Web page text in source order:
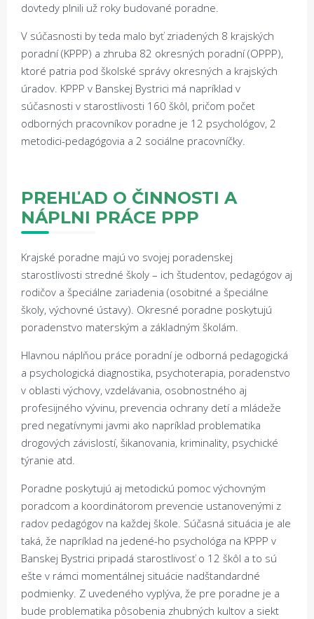
dovtedy plnili už roky budované poradne.
V súčasnosti by teda malo byť zriadených 8 krajských
poradní (KPPP) a zhruba 82 okresných poradní (OPPP),
ktoré patria pod školské správy okresných a krajských
úradov. KPPP v Banskej Bystrici má napríklad v
súčasnosti v starostlivosti 160 škôl, pričom počet
odborných pracovníkov poradne je 12 psychológov, 2
metodici-pedagógovia a 2 sociálne pracovníčky.
PREHĽAD O ČINNOSTI A
NÁPLNI PRÁCE PPP
Krajské poradne majú vo svojej poradenskej
starostlivosti stredné školy – ich študentov, pedagógov aj
rodičov a špeciálne zariadenia (osobitné a špeciálne
školy, výchovné ústavy). Okresné poradne poskytujú
poradenstvo materským a základným školám.
Hlavnou náplňou práce poradní je odborná pedagogická
a psychologická diagnostika, psychoterapia, poradenstvo
v oblasti výchovy, vzdelávania, osobnostného aj
profesijného vývinu, prevencia ochrany detí a mládeže
pred negatívnymi javmi ako napríklad problematika
drogových závislostí, šikanovania, kriminality, psychické
týranie atd.
Poradne poskytujú aj metodickú pomoc výchovným
poradcom a koordinátorom prevencie ustanovenými z
radov pedagógov na každej škole. Súčasná situácia je ale
taká, že napríklad na jedené-ho psychológa na KPPP v
Banskej Bystrici pripadá starostlivosť o 12 škôl a to sú
ešte v rámci momentálnej situácie nadštandardné
podmienky. Z uvedeného vyplýva, že pre poradne je a
bude problematika pôsobenia zhubných kultov a siekt